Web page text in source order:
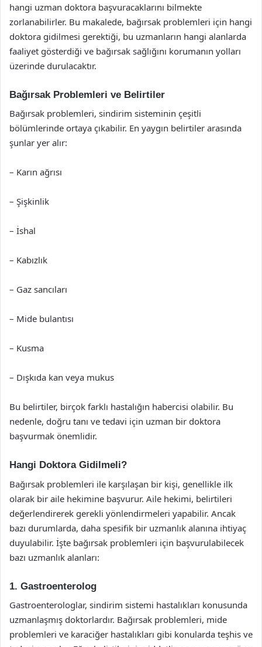
hangi uzman doktora başvuracaklarını bilmekte
zorlanabilirler. Bu makalede, bağırsak problemleri için hangi
doktora gidilmesi gerektiği, bu uzmanların hangi alanlarda
faaliyet gösterdiği ve bağırsak sağlığını korumanın yolları
üzerinde durulacaktır.
Bağırsak Problemleri ve Belirtiler
Bağırsak problemleri, sindirim sisteminin çeşitli
bölümlerinde ortaya çıkabilir. En yaygın belirtiler arasında
şunlar yer alır:
– Karın ağrısı
– Şişkinlik
– İshal
– Kabızlık
– Gaz sancıları
– Mide bulantısı
– Kusma
– Dışkıda kan veya mukus
Bu belirtiler, birçok farklı hastalığın habercisi olabilir. Bu
nedenle, doğru tanı ve tedavi için uzman bir doktora
başvurmak önemlidir.
Hangi Doktora Gidilmeli?
Bağırsak problemleri ile karşılaşan bir kişi, genellikle ilk
olarak bir aile hekimine başvurur. Aile hekimi, belirtileri
değerlendirerek gerekli yönlendirmeleri yapabilir. Ancak
bazı durumlarda, daha spesifik bir uzmanlık alanına ihtiyaç
duyulabilir. İşte bağırsak problemleri için başvurulabilecek
bazı uzmanlık alanları:
1. Gastroenterolog
Gastroenterologlar, sindirim sistemi hastalıkları konusunda
uzmanlaşmış doktorlardır. Bağırsak problemleri, mide
problemleri ve karaciğer hastalıkları gibi konularda teşhis ve